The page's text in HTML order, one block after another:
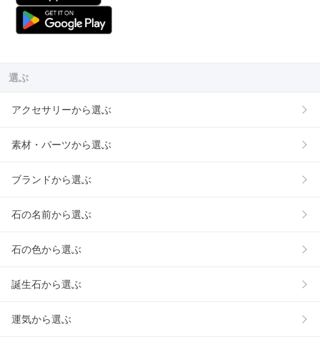
選ぶ
アクセサリーから選ぶ
素材・パーツから選ぶ
ブランドから選ぶ
石の名前から選ぶ
石の色から選ぶ
誕生石から選ぶ
運気から選ぶ